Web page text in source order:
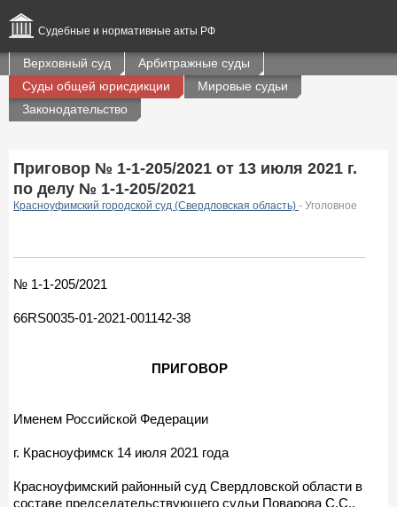
Судебные и нормативные акты РФ
Верховный суд
Арбитражные суды
Суды общей юрисдикции
Мировые судьи
Законодательство
Приговор № 1-1-205/2021 от 13 июля 2021 г.
по делу № 1-1-205/2021
Красноуфимский городской суд (Свердловская область) - Уголовное
№ 1-1-205/2021
66RS0035-01-2021-001142-38
ПРИГОВОР
Именем Российской Федерации
г. Красноуфимск 14 июля 2021 года
Красноуфимский районный суд Свердловской области в
составе председательствующего судьи Поварова С.С.,